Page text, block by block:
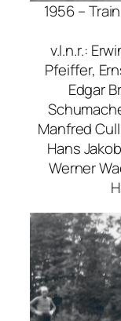
1956 –
v.l.n.r.:
Pfeiffer,
Edgar
Manfred
Hans
Werner